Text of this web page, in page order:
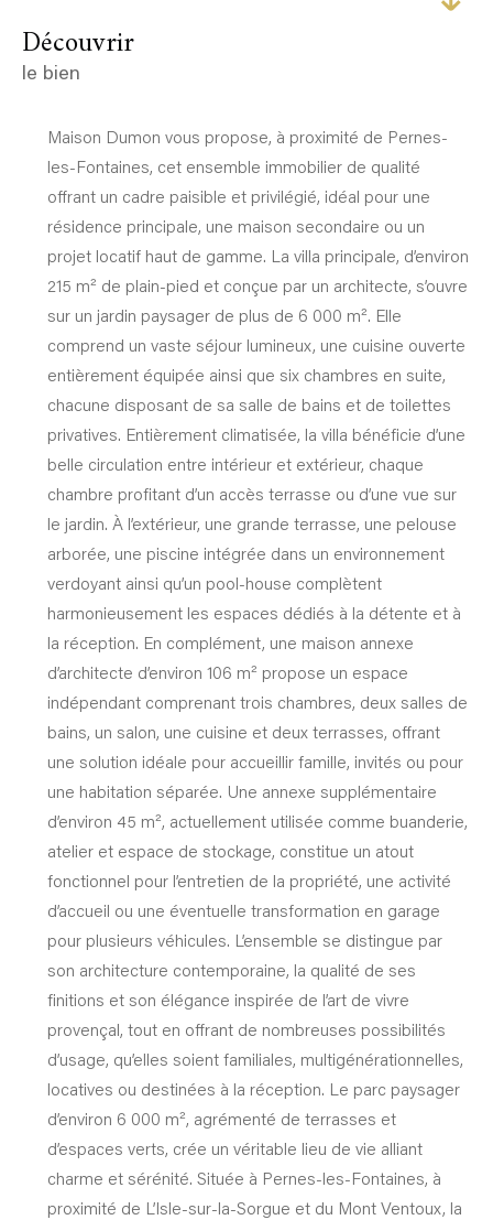
découvrir
le bien
Maison Dumon vous propose, à proximité de Pernes-
les-Fontaines, cet ensemble immobilier de qualité
offrant un cadre paisible et privilégié, idéal pour une
résidence principale, une maison secondaire ou un
projet locatif haut de gamme. La villa principale, d’environ
215 m² de plain-pied et conçue par un architecte, s’ouvre
sur un jardin paysager de plus de 6 000 m². Elle
comprend un vaste séjour lumineux, une cuisine ouverte
entièrement équipée ainsi que six chambres en suite,
chacune disposant de sa salle de bains et de toilettes
privatives. Entièrement climatisée, la villa bénéficie d’une
belle circulation entre intérieur et extérieur, chaque
chambre profitant d’un accès terrasse ou d’une vue sur
le jardin. À l’extérieur, une grande terrasse, une pelouse
arborée, une piscine intégrée dans un environnement
verdoyant ainsi qu’un pool-house complètent
harmonieusement les espaces dédiés à la détente et à
la réception. En complément, une maison annexe
d’architecte d’environ 106 m² propose un espace
indépendant comprenant trois chambres, deux salles de
bains, un salon, une cuisine et deux terrasses, offrant
une solution idéale pour accueillir famille, invités ou pour
une habitation séparée. Une annexe supplémentaire
d’environ 45 m², actuellement utilisée comme buanderie,
atelier et espace de stockage, constitue un atout
fonctionnel pour l’entretien de la propriété, une activité
d’accueil ou une éventuelle transformation en garage
pour plusieurs véhicules. L’ensemble se distingue par
son architecture contemporaine, la qualité de ses
finitions et son élégance inspirée de l’art de vivre
provençal, tout en offrant de nombreuses possibilités
d’usage, qu’elles soient familiales, multigénérationnelles,
locatives ou destinées à la réception. Le parc paysager
d’environ 6 000 m², agrémenté de terrasses et
d’espaces verts, crée un véritable lieu de vie alliant
charme et sérénité. Située à Pernes-les-Fontaines, à
proximité de L’Isle-sur-la-Sorgue et du Mont Ventoux, la